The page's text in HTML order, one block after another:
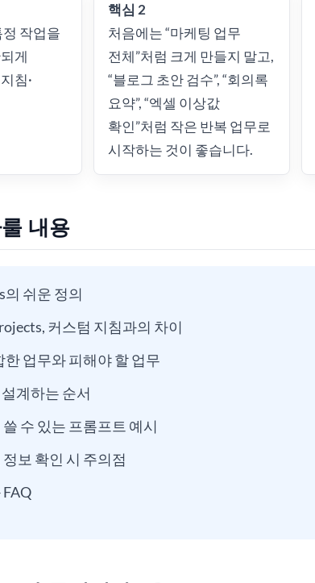
작업을
게
침·
핵심 2
처음에는 “마케팅 업무
전체”처럼 크게 만들지 말고,
“블로그 초안 검수”, “회의록
요약”, “엑셀 이상값
확인”처럼 작은 반복 업무로
시작하는 것이 좋습니다.
내용
쉬운 정의
커스텀 지침과의 차이
업무와 피해야 할 업무
계하는 순서
수 있는 프롬프트 예시
보 확인 시 주의점